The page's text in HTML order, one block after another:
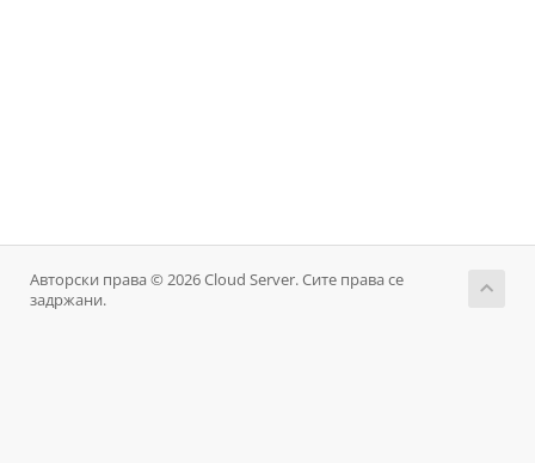
Авторски права © 2026 Cloud Server. Сите права се
задржани.